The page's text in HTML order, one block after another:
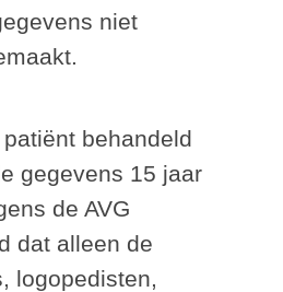
niet
behandeld
gegevens 15 jaar
de AVG
dat alleen de
logopedisten,